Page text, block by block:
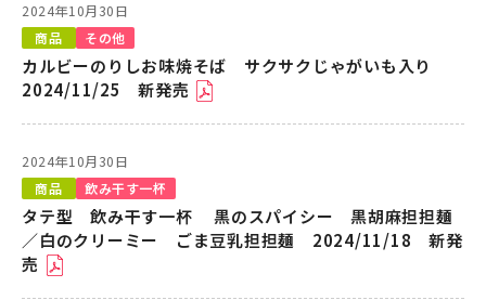
2024年10月30日
商品
その他
カルビーのりしお味焼そば サクサクじゃがいも入り
2024/11/25 新発売
2024年10月30日
商品
飲み干す一杯
タテ型 飲み干す一杯 黒のスパイシー 黒胡麻担担麺
／白のクリーミー ごま豆乳担担麺 2024/11/18 新発
売